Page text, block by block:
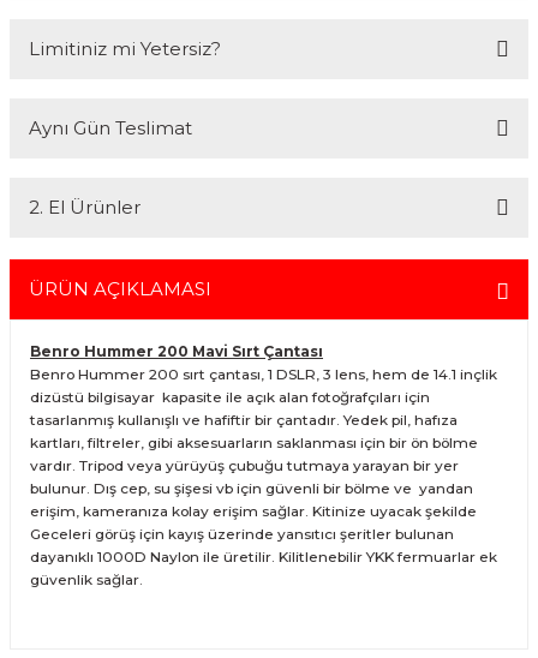
online web sitesi olan www.fotofix.com.tr üzerinden hizmet
En uygun ve en hızlı çözüm için bizimle iletişime geçin.
Limitiniz mi Yetersiz?
Ödemelerinizi, iki farklı kredi kartını birleştirerek veya ödemenizin bir
Detaylı bilgi ve seçenekler için lütfen
Aynı Gün Teslimat
tercih edebilirsiniz. Bu hizmet sayesinde, İstanbul içindeki
arayabilirsiniz.
2. El Ürünler
2.el ürünlerimiz, 6 ay garanti süresiyle sunulmaktadır. Bu garanti,
ürünlerinizi aldığınız tarihten itibaren geçerlidir ve her türlü bakım ve
fazla bilgi alabilirsiniz. Güvenli alışveriş ve destek için her zaman
yanınızdayız.
ÜRÜN AÇIKLAMASI
Benro Hummer 200 Mavi Sırt Çantası
Benro Hummer 200 sırt çantası, 1 DSLR, 3 lens, hem de 14.1 inçlik
dizüstü bilgisayar kapasite ile açık alan fotoğrafçıları için
tasarlanmış kullanışlı ve hafiftir bir çantadır. Yedek pil, hafıza
kartları, filtreler, gibi aksesuarların saklanması için bir ön bölme
vardır. Tripod veya yürüyüş çubuğu tutmaya yarayan bir yer
bulunur. Dış cep, su şişesi vb için güvenli bir bölme ve yandan
erişim, kameranıza kolay erişim sağlar. Kitinize uyacak şekilde
Geceleri görüş için kayış üzerinde yansıtıcı şeritler bulunan
dayanıklı 1000D Naylon ile üretilir. Kilitlenebilir YKK fermuarlar ek
güvenlik sağlar.